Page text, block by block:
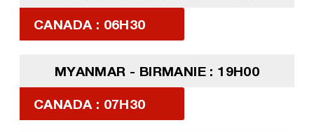
CANADA : 06H30
MYANMAR - BIRMANIE : 19H00
CANADA : 07H30